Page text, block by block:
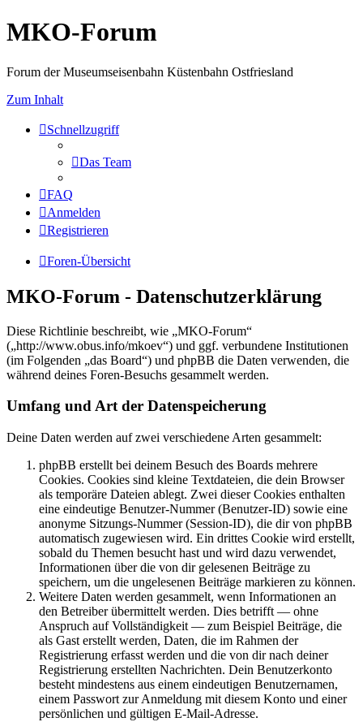
MKO-Forum
Forum der Museumseisenbahn Küstenbahn Ostfriesland
Zum Inhalt
Schnellzugriff
Das Team
FAQ
Anmelden
Registrieren
Foren-Übersicht
MKO-Forum - Datenschutzerklärung
Diese Richtlinie beschreibt, wie „MKO-Forum“
(„http://www.obus.info/mkoev“) und ggf. verbundene Institutionen
(im Folgenden „das Board“) und phpBB die Daten verwenden, die
während deines Foren-Besuchs gesammelt werden.
Umfang und Art der Datenspeicherung
Deine Daten werden auf zwei verschiedene Arten gesammelt:
phpBB erstellt bei deinem Besuch des Boards mehrere
Cookies. Cookies sind kleine Textdateien, die dein Browser
als temporäre Dateien ablegt. Zwei dieser Cookies enthalten
eine eindeutige Benutzer-Nummer (Benutzer-ID) sowie eine
anonyme Sitzungs-Nummer (Session-ID), die dir von phpBB
automatisch zugewiesen wird. Ein drittes Cookie wird erstellt,
sobald du Themen besucht hast und wird dazu verwendet,
Informationen über die von dir gelesenen Beiträge zu
speichern, um die ungelesenen Beiträge markieren zu können.
Weitere Daten werden gesammelt, wenn Informationen an
den Betreiber übermittelt werden. Dies betrifft — ohne
Anspruch auf Vollständigkeit — zum Beispiel Beiträge, die
als Gast erstellt werden, Daten, die im Rahmen der
Registrierung erfasst werden und die von dir nach deiner
Registrierung erstellten Nachrichten. Dein Benutzerkonto
besteht mindestens aus einem eindeutigen Benutzernamen,
einem Passwort zur Anmeldung mit diesem Konto und einer
persönlichen und gültigen E-Mail-Adresse.